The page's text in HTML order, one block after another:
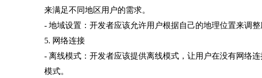
来满足不同地区用户的需求。
- 地域设置：开发者应该允许用户根据自己的地理位置来调
5. 网络连接
- 离线模式：开发者应该提供离线模式，让用户在没有网络
模式。